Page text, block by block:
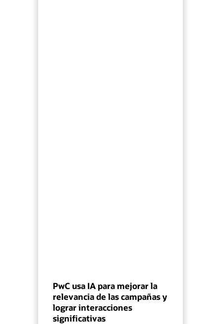
PwC usa IA para mejorar la
relevancia de las campañas y
lograr interacciones
significativas